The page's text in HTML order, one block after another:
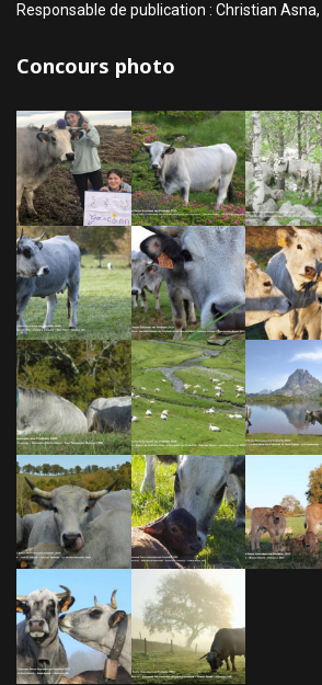
Responsable de publication : Christian
Concours photo